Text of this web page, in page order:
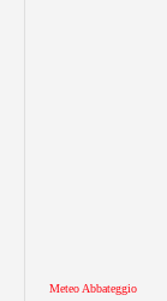
Meteo Abbateggio